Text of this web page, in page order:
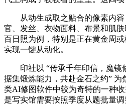
从动生成取之贴合的像素内容
官、发丝、衣物面料、布景和肌
百日照为例，特别是正在黄金周
实现一键从动化。
印社以 “传承千年印信，魔镜
据集锻炼能力，共赴金石之约” 为
类AI修图软件中较为奇特的一种
是写实馆需要按照季度从题批量